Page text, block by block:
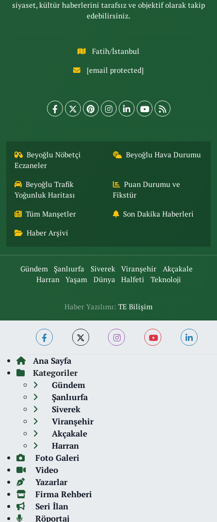
siyaset, kültür haberlerini tarafsız ve objektif olarak takip
edebilirsiniz.
Fatih/İstanbul
[email protected]
Beyoğlu Nöbetçi
Eczaneler
Beyoğlu Hava Durumu
Beyoğlu Trafik
Yoğunluk Haritası
Puan Durumu ve
Fikstür
Tüm Manşetler Son Dakika Haberleri
Haber Arşivi
Gündem Şanlıurfa Siverek Viranşehir
Akçakale
Harran
Yaşam Dünya Halfeti Teknoloji
Haber Yazılımı: TE Bilişim
Ana Sayfa
Kategoriler
Gündem
Şanlıurfa
Siverek
Viranşehir
Akçakale
Harran
Foto Galeri
Video
Yazarlar
Firma Rehberi
Seri İlan
Röportaj